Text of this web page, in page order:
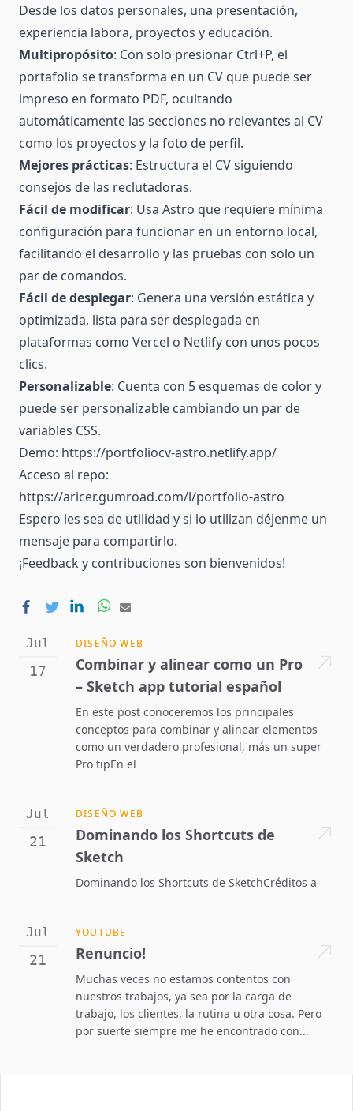
Desde los datos personales, una presentación,
experiencia labora, proyectos y educación.
Multipropósito: Con solo presionar Ctrl+P, el
portafolio se transforma en un CV que puede ser
impreso en formato PDF, ocultando
automáticamente las secciones no relevantes al CV
como los proyectos y la foto de perfil.
Mejores prácticas: Estructura el CV siguiendo
consejos de las reclutadoras.
Fácil de modificar: Usa Astro que requiere mínima
configuración para funcionar en un entorno local,
facilitando el desarrollo y las pruebas con solo un
par de comandos.
Fácil de desplegar: Genera una versión estática y
optimizada, lista para ser desplegada en
plataformas como Vercel o Netlify con unos pocos
clics.
Personalizable: Cuenta con 5 esquemas de color y
puede ser personalizable cambiando un par de
variables CSS.
Demo: https://portfoliocv-astro.netlify.app/
Acceso al repo:
https://aricer.gumroad.com/l/portfolio-astro
Espero les sea de utilidad y si lo utilizan déjenme un
mensaje para compartirlo.
¡Feedback y contribuciones son bienvenidos!
Jul
17
DISEÑO WEB
Combinar y alinear como un Pro
– Sketch app tutorial español
En este post conoceremos los principales
conceptos para combinar y alinear elementos
como un verdadero profesional, más un super
Pro tipEn el
Jul
21
DISEÑO WEB
Dominando los Shortcuts de
Sketch
Dominando los Shortcuts de SketchCréditos a
Jul
21
YOUTUBE
Renuncio!
Muchas veces no estamos contentos con
nuestros trabajos, ya sea por la carga de
trabajo, los clientes, la rutina u otra cosa. Pero
por suerte siempre me he encontrado con...